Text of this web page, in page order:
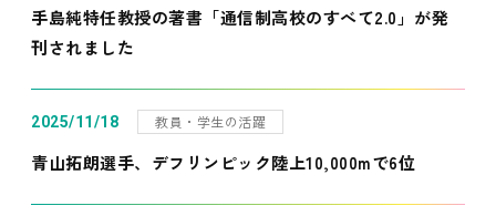
手島純特任教授の著書「通信制高校のすべて2.0」が発
刊されました
2025/11/18 教員・学生の活躍
青山拓朗選手、デフリンピック陸上10,000mで6位